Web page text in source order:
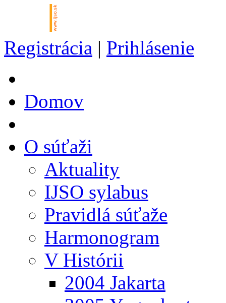
Registrácia | Prihlásenie
Domov
O súťaži
Aktuality
IJSO sylabus
Pravidlá súťaže
Harmonogram
V Histórii
2004 Jakarta